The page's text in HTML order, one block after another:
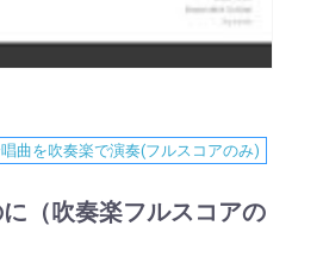
曲を吹奏楽で演奏(フルスコアのみ)
（吹奏楽フルスコアの